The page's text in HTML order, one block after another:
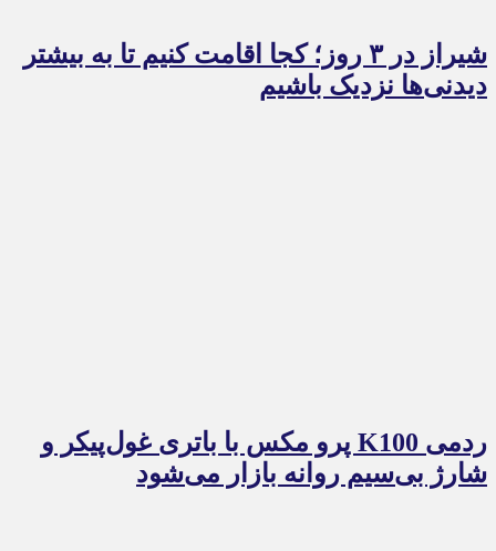
شیراز در ۳ روز؛ کجا اقامت کنیم تا به بیشتر
دیدنی‌ها نزدیک باشیم
ردمی K100 پرو مکس با باتری غول‌پیکر و
شارژ بی‌سیم روانه بازار می‌شود